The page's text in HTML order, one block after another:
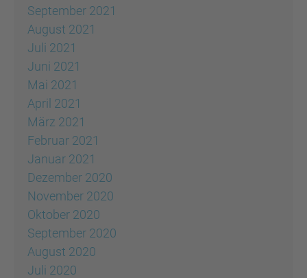
September 2021
August 2021
Juli 2021
Juni 2021
Mai 2021
April 2021
März 2021
Februar 2021
Januar 2021
Dezember 2020
November 2020
Oktober 2020
September 2020
August 2020
Juli 2020